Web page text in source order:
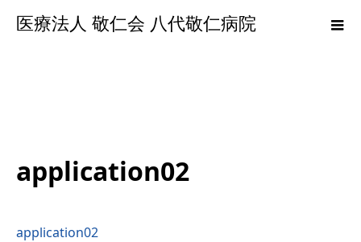
医療法人 敬仁会 八代敬仁病院
application02
application02